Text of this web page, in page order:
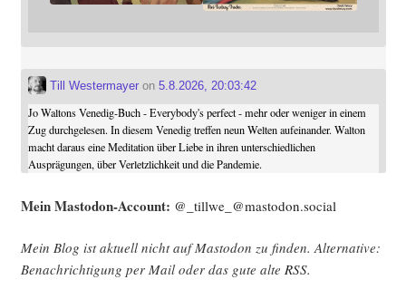
Till Westermayeron 5.8.2026, 20:03:42
Jo Waltons Venedig-Buch - Everybody's perfect - mehr oder weniger in einem
Zug durchgelesen. In diesem Venedig treffen neun Welten aufeinander. Walton
macht daraus eine Meditation über Liebe in ihren unterschiedlichen
Ausprägungen, über Verletzlichkeit und die Pandemie.
Mein Mast­o­don-Account: @_tillwe_@mastodon.social
Mein Blog ist aktu­ell nicht auf Mast­o­don zu fin­den. Alter­na­ti­ve:
Benach­rich­ti­gung per Mail oder das gute alte RSS.